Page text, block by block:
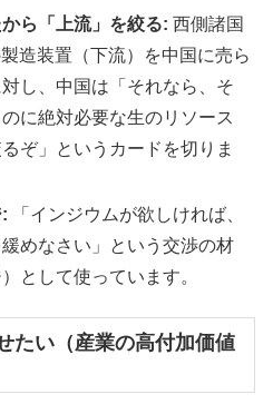
ら「上流」を絞る: 西側諸国
造装置（下流）を中国に売ら
し、中国は「それなら、そ
に絶対必要な生のリソース
ぞ」というカードを切りま
「インジウムが欲しければ、
めなさい」という交渉の材
として使っています。
たい（産業の高付加価値